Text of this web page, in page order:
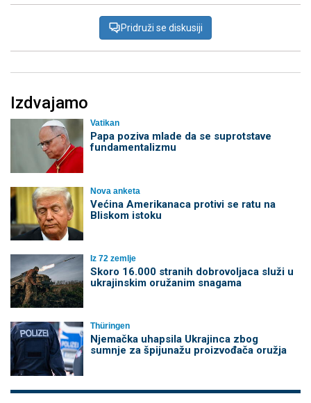
Pridruži se diskusiji
Izdvajamo
Vatikan
Papa poziva mlade da se suprotstave
fundamentalizmu
Nova anketa
Većina Amerikanaca protivi se ratu na
Bliskom istoku
Iz 72 zemlje
Skoro 16.000 stranih dobrovoljaca služi u
ukrajinskim oružanim snagama
Thüringen
Njemačka uhapsila Ukrajinca zbog
sumnje za špijunažu proizvođača oružja